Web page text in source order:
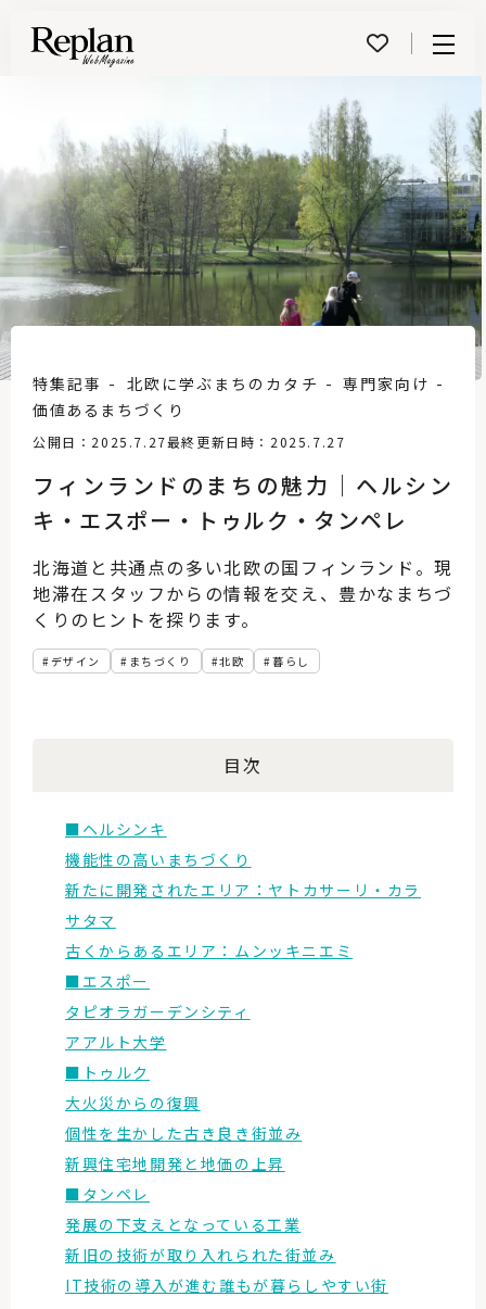
フィンランドのまちの魅力｜ヘルシン
キ・エスポー・トゥルク・タンペレ
公開日：2025.7.27最終更新日時：2025.7.27
特集記事 北欧に学ぶまちのカタチ
専門家向け
価値あるまちづくり
デザイン まちづくり 北欧 暮らし
北海道と共通点の多い北欧の国フィンランド。現
地滞在スタッフからの情報を交え、豊かなまちづ
くりのヒントを探ります。
目次
■ヘルシンキ
機能性の高いまちづくり
新たに開発されたエリア：ヤトカサーリ・カラ
サタマ
古くからあるエリア：ムンッキニエミ
■エスポー
タピオラガーデンシティ
アアルト大学
■トゥルク
大火災からの復興
個性を生かした古き良き街並み
新興住宅地開発と地価の上昇
■タンペレ
発展の下支えとなっている工業
新旧の技術が取り入れられた街並み
IT技術の導入が進む誰もが暮らしやすい街